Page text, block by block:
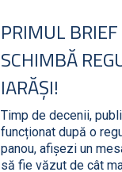
PRIMUL BRIEF
SCHIMBĂ
IARĂȘI!
Timp de decenii,
funcționat după o
panou, afișezi un
să fie văzut de cât